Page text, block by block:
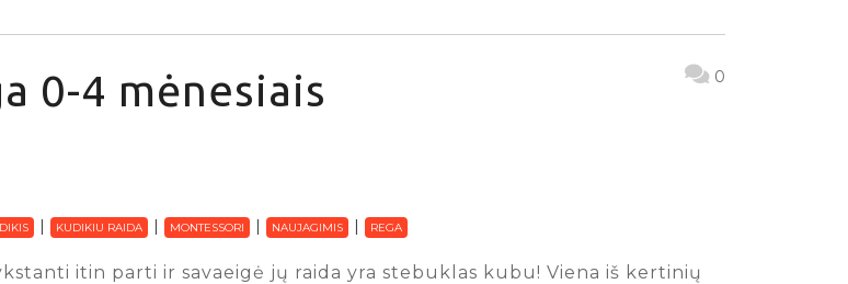
0-4 mėnesiais 0
KUDIKIU RAIDA MONTESSORI NAUJAGIMIS REGA
itin parti ir savaeigė jų raida yra stebuklas kubu! Viena iš kertinių